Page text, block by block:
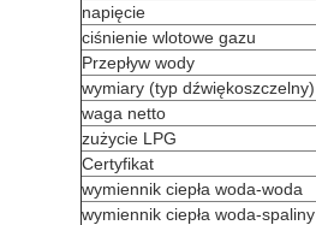
napięcie
ciśnienie wlotowe gazu
Przepływ wody
wymiary (typ dźwiękoszczelny)
waga netto
zużycie LPG
Certyfikat
wymiennik ciepła woda-woda
wymiennik ciepła woda-spaliny